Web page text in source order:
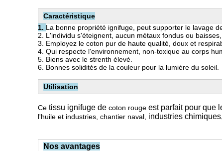
Caractéristique
1. La bonne propriété ignifuge, peut supporter le lavage
2. L'individu s'éteignent, aucun métaux fondus ou
3. Employez le coton pur de haute qualité, doux et
4. Qui respecte l'environnement, non-toxique au corps
5. Biens avec le strenth élevé.
6. Bonnes solidités de la couleur pour la lumière du soleil.
Utilisation
Ce tissu ignifuge de coton rouge est parfait pour que
l'huile et industries, chantier naval, industries
Nos avantages